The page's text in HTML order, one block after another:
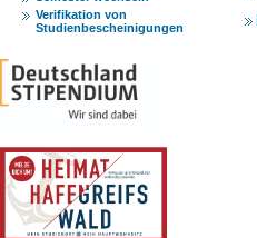
Verifikation von
Studienbescheinigungen